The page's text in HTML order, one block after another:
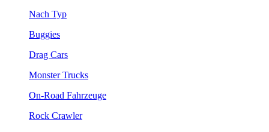
Nach Typ
Buggies
Drag Cars
Monster Trucks
On-Road Fahrzeuge
Rock Crawler